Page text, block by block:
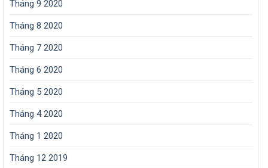
Tháng 9 2020
Tháng 8 2020
Tháng 7 2020
Tháng 6 2020
Tháng 5 2020
Tháng 4 2020
Tháng 1 2020
Tháng 12 2019